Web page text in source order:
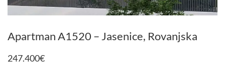
Apartman A1520 – Jasenice, Rovanjska
247.400€